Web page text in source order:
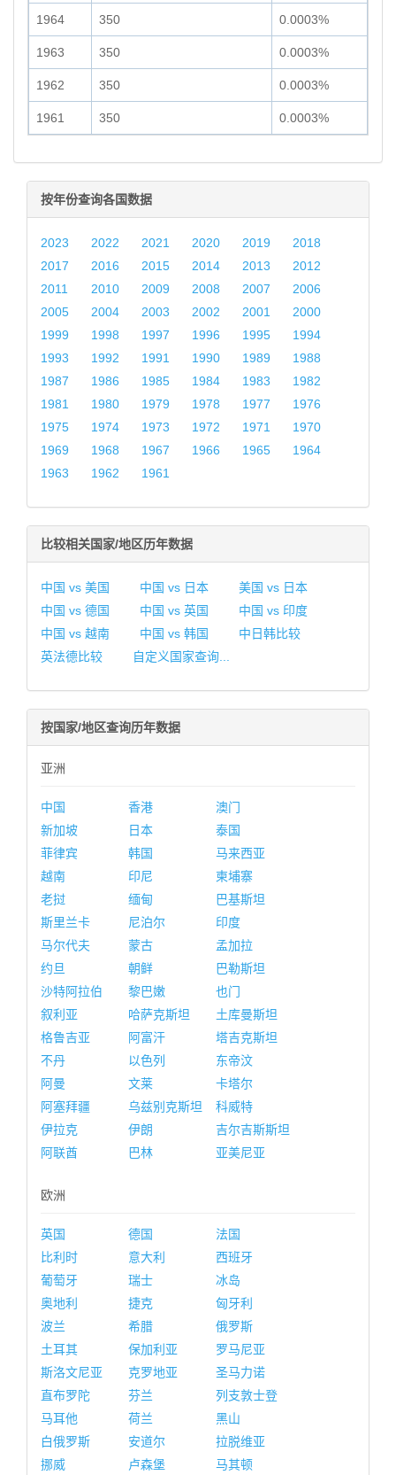
1964 350 0.0003%
1963 350 0.0003%
1962 350 0.0003%
1961 350 0.0003%
按年份查询各国数据
2023 2022 2021 2020 2019
2018
2017
2016 2015 2014 2013
2012
2011
2010 2009 2008 2007
2006
2005
2004 2003 2002 2001
2000
1999
1998 1997 1996 1995
1994
1993
1992 1991 1990 1989
1988
1987
1986 1985 1984 1983
1982
1981
1980 1979 1978 1977
1976
1975
1974 1973 1972 1971
1970
1969
1968 1967 1966 1965
1964
1963
1962 1961
比较相关国家/地区历年数据
中国 vs 美国 中国 vs 日本
美国 vs 日本
中国 vs 德国
中国 vs 英国
中国 vs 印度
中国 vs 越南
中国 vs 韩国
中日韩比较
英法德比较
自定义国家查询...
按国家/地区查询历年数据
亚洲
中国 香港
澳门
新加坡
日本
泰国
菲律宾
韩国
马来西亚
越南
印尼
柬埔寨
老挝
缅甸
巴基斯坦
斯里兰卡
尼泊尔
印度
马尔代夫
蒙古
孟加拉
约旦
朝鲜
巴勒斯坦
沙特阿拉伯
黎巴嫩
也门
叙利亚
哈萨克斯坦
土库曼斯坦
格鲁吉亚
阿富汗
塔吉克斯坦
不丹
以色列
东帝汶
阿曼
文莱
卡塔尔
阿塞拜疆
乌兹别克斯坦
科威特
伊拉克
伊朗
吉尔吉斯斯坦
阿联酋
巴林 亚美尼亚
欧洲
英国 德国
法国
比利时
意大利
西班牙
葡萄牙
瑞士
冰岛
奥地利
捷克
匈牙利
波兰
希腊
俄罗斯
土耳其
保加利亚
罗马尼亚
斯洛文尼亚
克罗地亚
圣马力诺
直布罗陀
芬兰
列支敦士登
马耳他
荷兰
黑山
白俄罗斯
安道尔
拉脱维亚
挪威
卢森堡
马其顿